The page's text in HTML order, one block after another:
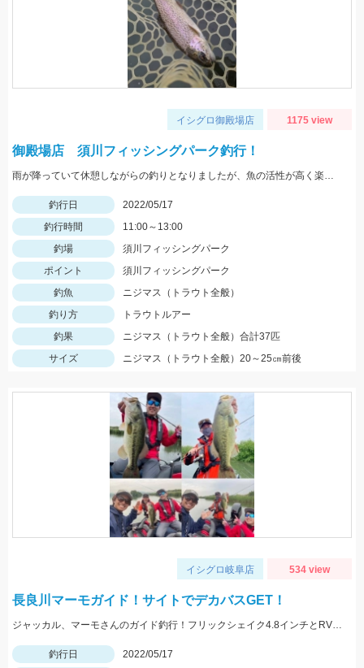
イシグロ御殿場店 1175 view
御殿場店 須川フィッシングパーク釣行！
雨が降っていて休憩しながらの釣りとなりましたが、魚の活性が高く楽しむことができました！Bスパーク2.0ｇのＧマジョーラに反応良かったです。
釣行日
2022/05/17
釣行時間
11:00～13:00
釣場
須川フィッシングパーク
ポイント
須川フィッシングパーク
釣魚
ニジマス（トラウト全般）
釣り方
トラウトルアー
釣果
ニジマス（トラウト全般）合計37匹
サイズ
ニジマス（トラウト全般）20～25㎝前後
イシグロ岐阜店 534 view
長良川マーモガイド！サイトでデカバスGET！
ジャッカル、マーモさんのガイド釣行！フリックシェイク4.8インチとRVドリフトフライ3インチで釣れました！
釣行日
2022/05/17